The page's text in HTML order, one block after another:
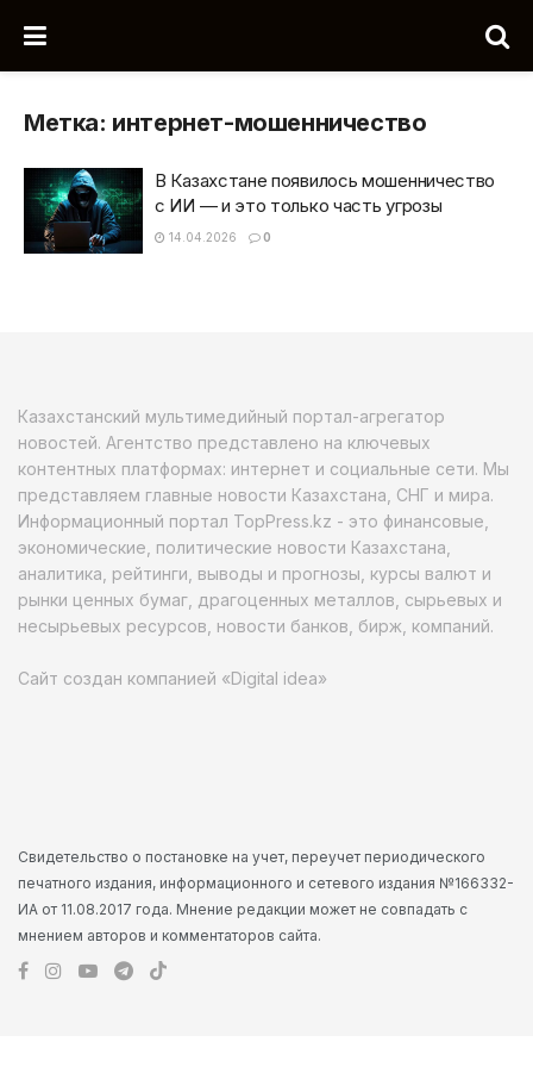
Метка: интернет-мошенничество
В Казахстане появилось мошенничество
с ИИ — и это только часть угрозы
14.04.2026 0
Казахстанский мультимедийный портал-агрегатор
новостей. Агентство представлено на ключевых
контентных платформах: интернет и социальные сети. Мы
представляем главные новости Казахстана, СНГ и мира.
Информационный портал TopPress.kz - это финансовые,
экономические, политические новости Казахстана,
аналитика, рейтинги, выводы и прогнозы, курсы валют и
рынки ценных бумаг, драгоценных металлов, сырьевых и
несырьевых ресурсов, новости банков, бирж, компаний.
Сайт создан компанией «Digital idea»
Свидетельство о постановке на учет, переучет периодического
печатного издания, информационного и сетевого издания №166332-
ИА от 11.08.2017 года. Мнение редакции может не совпадать с
мнением авторов и комментаторов сайта.